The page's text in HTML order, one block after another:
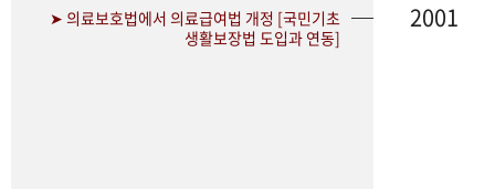
➤ 의료보호법에서 의료급여법 개정 [국민기초
생활보장법 도입과 연동]
2001